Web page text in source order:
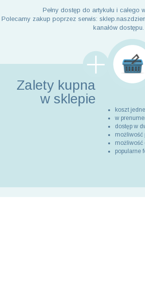
Pełny dostęp do artykułu i całego
Polecamy zakup poprzez serwis:
kanałów dostępu.
Zalety kupna
w sklepie
koszt
w
dostęp w
możliwość
możliwość
popularne